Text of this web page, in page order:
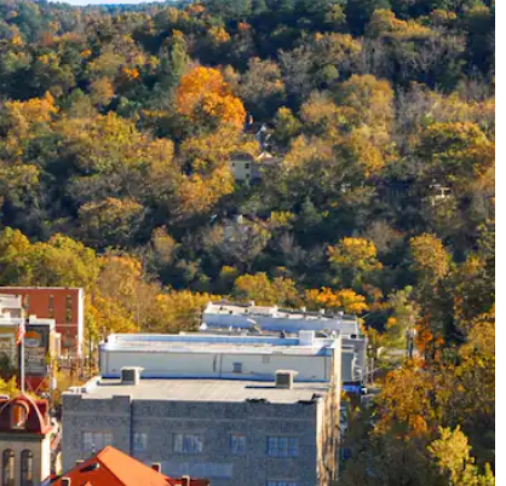
pijltjestoetsen omhoog en omlaag, óf door te tikken of swipen.